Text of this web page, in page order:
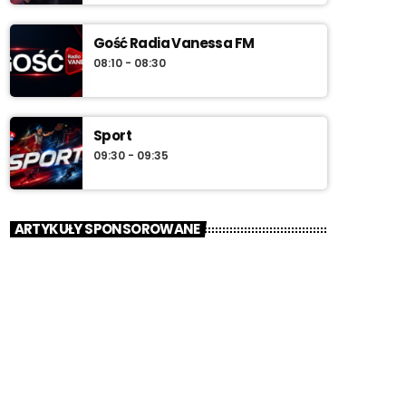
Gość Radia Vanessa FM
08:10 - 08:30
Sport
09:30 - 09:35
ARTYKUŁY SPONSOROWANE